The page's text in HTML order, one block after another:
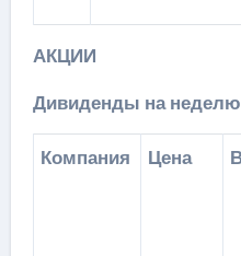
АКЦИИ
Дивиденды на неделю
Компания Цена